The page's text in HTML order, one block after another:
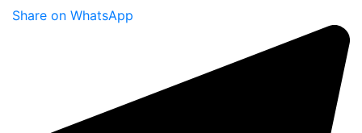
Share on WhatsApp